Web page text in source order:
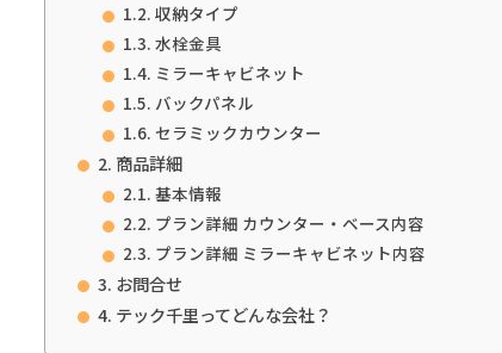
収納タイプ
水栓金具
ミラーキャビネット
バックパネル
セラミックカウンター
商品詳細
基本情報
プラン詳細 カウンター・ベース内容
プラン詳細 ミラーキャビネット内容
お問合せ
テック千里ってどんな会社？